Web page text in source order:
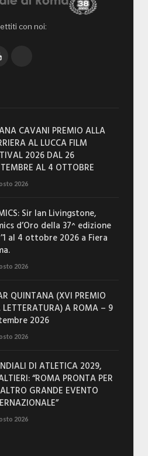
con noi:
YouTube
CAVANI PREMIO ALLA
AL LUCCA FILM
2026 DAL 26
AL 4 OTTOBRE
2026
Sir Ian Livingstone,
d’Oro della 37^ edizione
al 4 ottobre 2026 a Fiera
2026
QUINTANA (XVI PREMIO
LETTERATURA) A ROMA – 9
2026
2026
DI ATLETICA 2029,
“ROMA PRONTA PER
GRANDE EVENTO
2026